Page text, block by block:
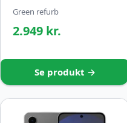
Green refurb
2.949 kr.
Se produkt →